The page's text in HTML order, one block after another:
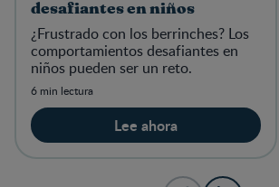
desafiantes en niños
¿Frustrado con los berrinches? Los
comportamientos desafiantes en
niños pueden ser un reto.
6 min lectura
Lee ahora